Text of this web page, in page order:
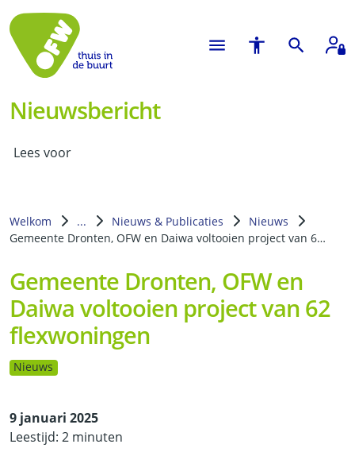
Nieuwsbericht
Lees voor
Welkom ... Nieuws & Publicaties
Nieuws
Gemeente Dronten, OFW en Daiwa voltooien project van 62 flexwoningen
Gemeente Dronten, OFW en
Daiwa voltooien project van 62
flexwoningen
Nieuws
9 januari 2025
Leestijd: 2 minuten